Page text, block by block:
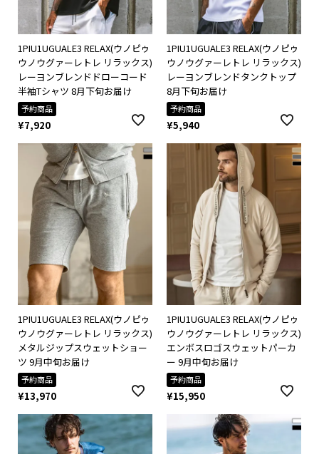
1PIU1UGUALE3 RELAX(ウノピゥ
ウノウグァーレトレ リラックス)
レーヨンブレンドドローコード
半袖Tシャツ 8月下旬お届け
予約商品
¥7,920
1PIU1UGUALE3 RELAX(ウノピゥ
ウノウグァーレトレ リラックス)
レーヨンブレンドタンクトップ
8月下旬お届け
予約商品
¥5,940
1PIU1UGUALE3 RELAX(ウノピゥ
ウノウグァーレトレ リラックス)
メタルジップスウェットショー
ツ 9月中旬お届け
予約商品
¥13,970
1PIU1UGUALE3 RELAX(ウノピゥ
ウノウグァーレトレ リラックス)
エンボスロゴスウェットパーカ
ー 9月中旬お届け
予約商品
¥15,950